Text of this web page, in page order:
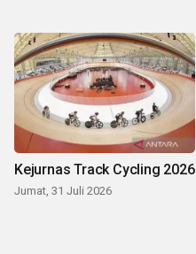
Kejurnas Track Cycling 2026
Jumat, 31 Juli 2026